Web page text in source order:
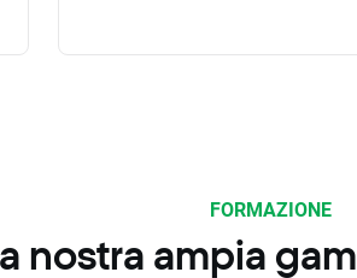
FORMAZIONE
nostra ampia